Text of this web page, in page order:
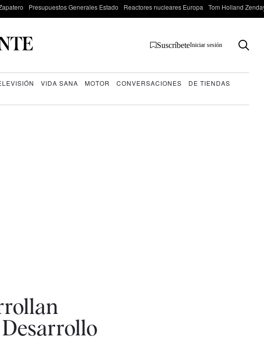
Presupuestos Generales Estado Reactores nucleares Europa Tom Holland
SuscríbeteIniciar sesión
VIDA SANA MOTOR CONVERSACIONES
DE TIENDAS